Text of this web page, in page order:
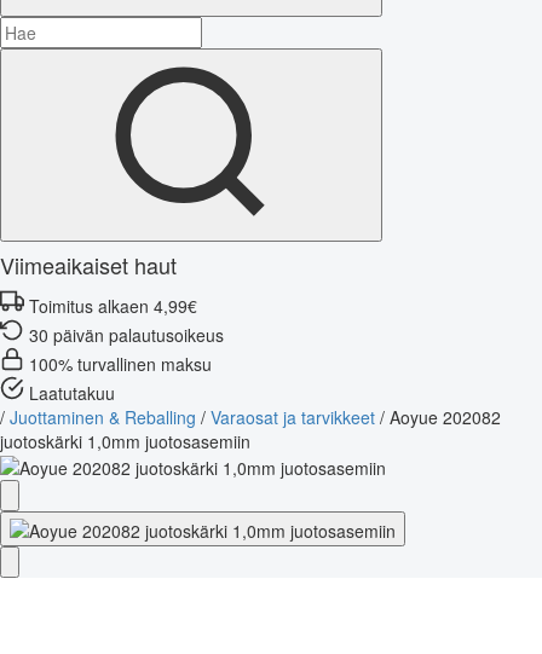
Viimeaikaiset haut
Toimitus alkaen 4,99€
30 päivän palautusoikeus
100% turvallinen maksu
Laatutakuu
/ Juottaminen & Reballing / Varaosat ja tarvikkeet / Aoyue 202082
juotoskärki 1,0mm juotosasemiin